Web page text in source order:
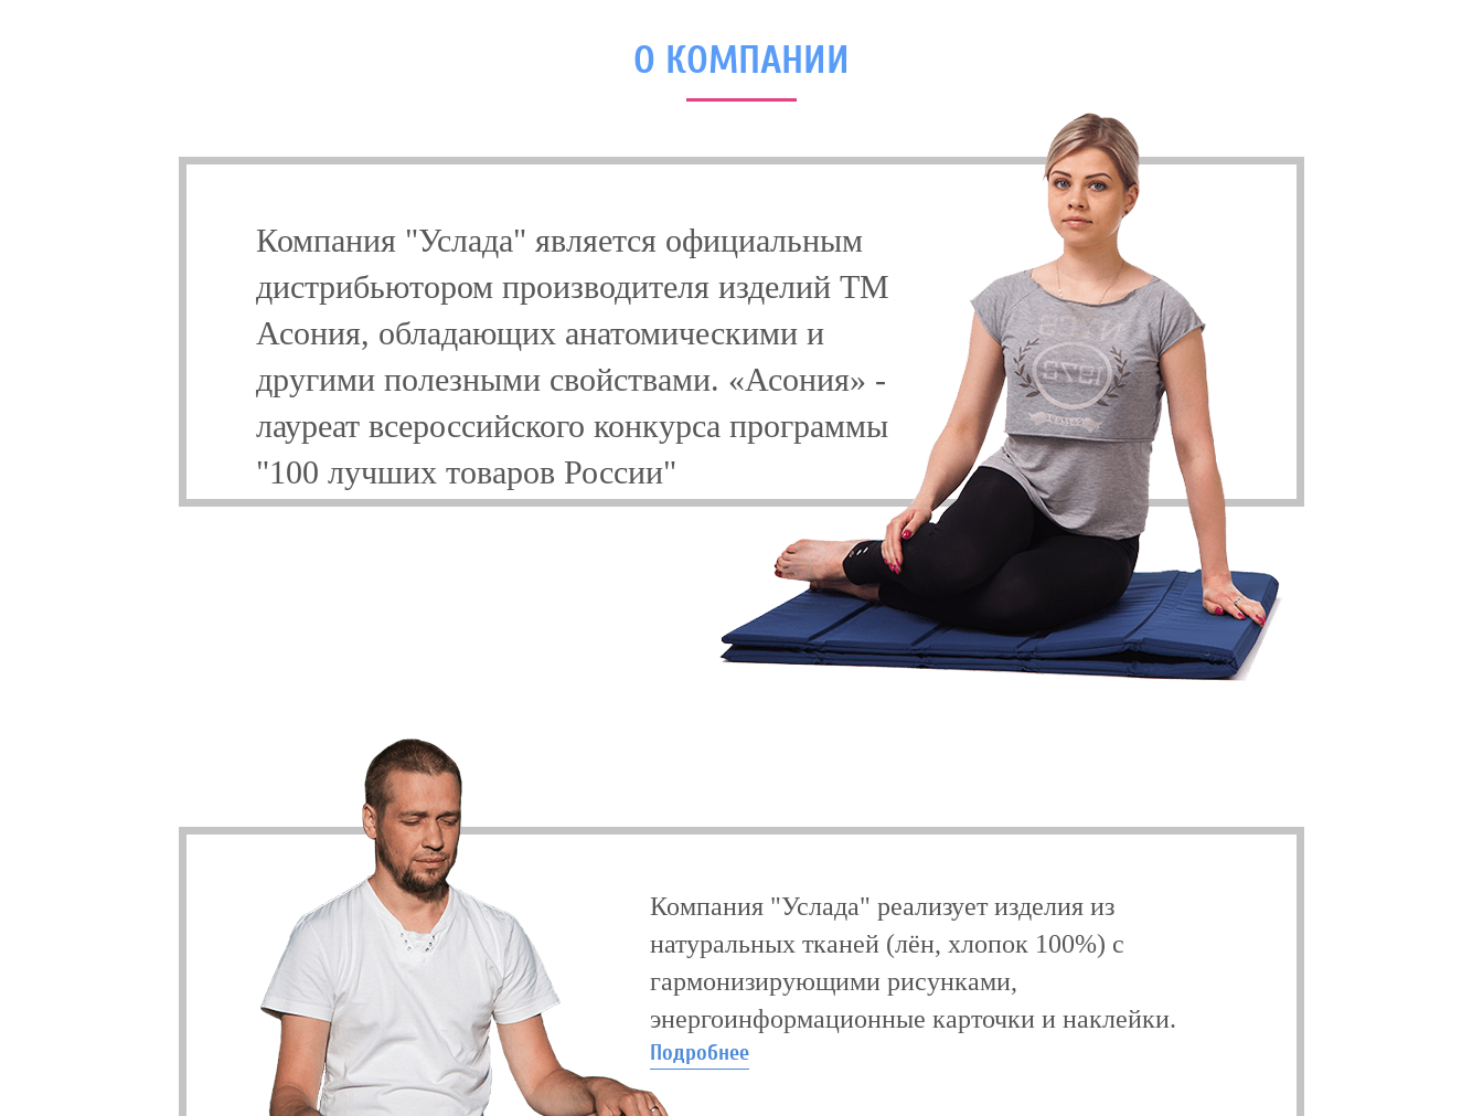
О КОМПАНИИ
Компания "Услада" является официальным
дистрибьютором производителя изделий TM
Асония, обладающих анатомическими и
другими полезными свойствами. «Асония» -
лауреат всероссийского конкурса программы
"100 лучших товаров России"
Компания "Услада" реализует изделия из
натуральных тканей (лён, хлопок 100%) с
гармонизирующими рисунками,
энергоинформационные карточки и наклейки.
Подробнее